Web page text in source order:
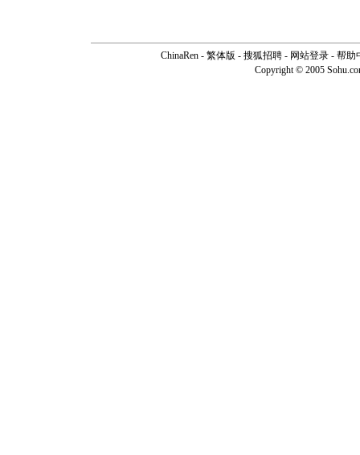
ChinaRen - 繁体版 - 搜狐招聘 - 网站登录 - 帮助
Copyright © 2005